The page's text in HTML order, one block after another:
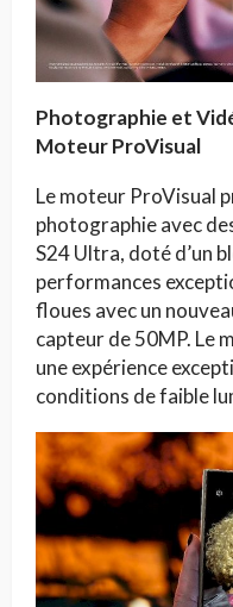
Photographie et
Moteur ProVisual
Le moteur ProVisual
photographie avec
S24 Ultra, doté d’un
performances
floues avec un
capteur de 50MP. Le
une expérience
conditions de faible